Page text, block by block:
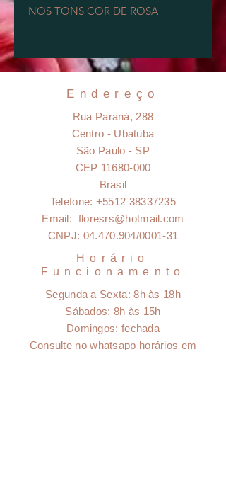
NOS TONS COR DE ROSA
Sujeito a consulta de estoque.
Maiores informações via whatsapp
Foto modelo, flores naturais e
portanto podem ter variações de
cores, tonalidades, tamanhos, tipos
pela época.
Endereço
Rua Paraná, 288
Centro - Ubatuba
São Paulo - SP
CEP 11680-000
Brasil
Telefone: +5512 38337235
Email: floresrs@hotmail.com
CNPJ: 04.470.904/0001-31
Horário
Funcionamento
Segunda a Sexta:8h às 18h
Sábados: 8h às 15h
Domingos: fechada
Consulte no whatsapp horários em